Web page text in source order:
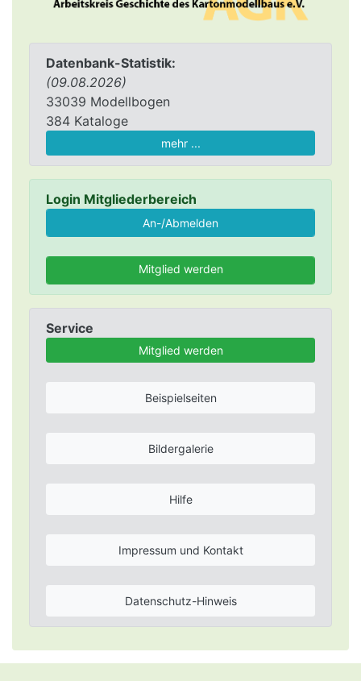
Datenbank-Statistik:
(09.08.2026)
33039 Modellbogen
384 Kataloge
mehr ...
Login Mitgliederbereich
Mitglied werden
Service
Mitglied werden
Beispielseiten
Bildergalerie
Hilfe
Impressum und Kontakt
Datenschutz-Hinweis